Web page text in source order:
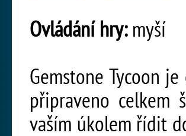
Ovládání hry:myší
Gemstone Tycoon
připraveno celkem
vaším úkolem řídit